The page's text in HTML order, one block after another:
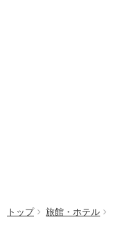
トップ 旅館・ホテル